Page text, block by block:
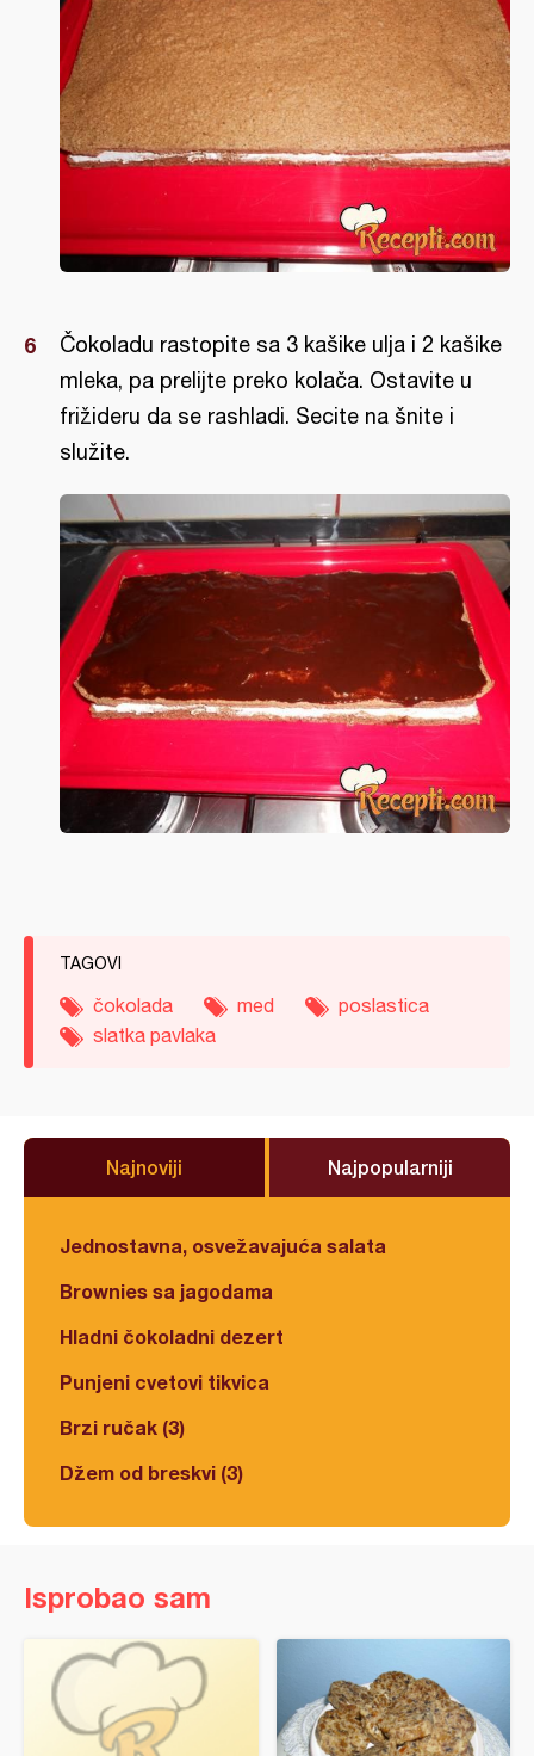
Čokoladu rastopite sa 3 kašike ulja i 2 kašike
mleka, pa prelijte preko kolača. Ostavite u
frižideru da se rashladi. Secite na šnite i
služite.
TAGOVI
čokolada med
poslastica
slatka pavlaka
Najnoviji Najpopularniji
Jednostavna, osvežavajuća salata
Brownies sa jagodama
Hladni čokoladni dezert
Punjeni cvetovi tikvica
Brzi ručak (3)
Džem od breskvi (3)
Isprobao sam